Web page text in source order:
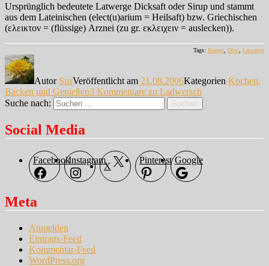
Ursprünglich bedeutete Latwerge Dicksaft oder Sirup und stammt
aus dem Lateinischen (elect(u)arium = Heilsaft) bzw. Griechischen
(ελεικτον = (flüssige) Arznei (zu gr. εκλειχειν = auslecken)).
Tags: Rezept Obst Latwerge
Autor SusVeröffentlicht am 21.08.2006Kategorien Kochen,
Backen und Genießen3 Kommentare zu Ladwersch
Suche nach:
Suchen
Social Media
FacebookInstagram
X
Pinterest Google
Meta
Anmelden
Eintrags-Feed
Kommentar-Feed
WordPress.org